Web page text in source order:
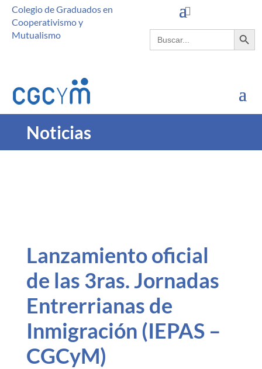
Colegio de Graduados en
Cooperativismo y
Mutualismo
Buscar: Botón de
Noticias
Lanzamiento oficial
de las 3ras. Jornadas
Entrerrianas de
Inmigración (IEPAS –
CGCyM)